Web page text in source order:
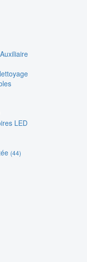
LED
(44)